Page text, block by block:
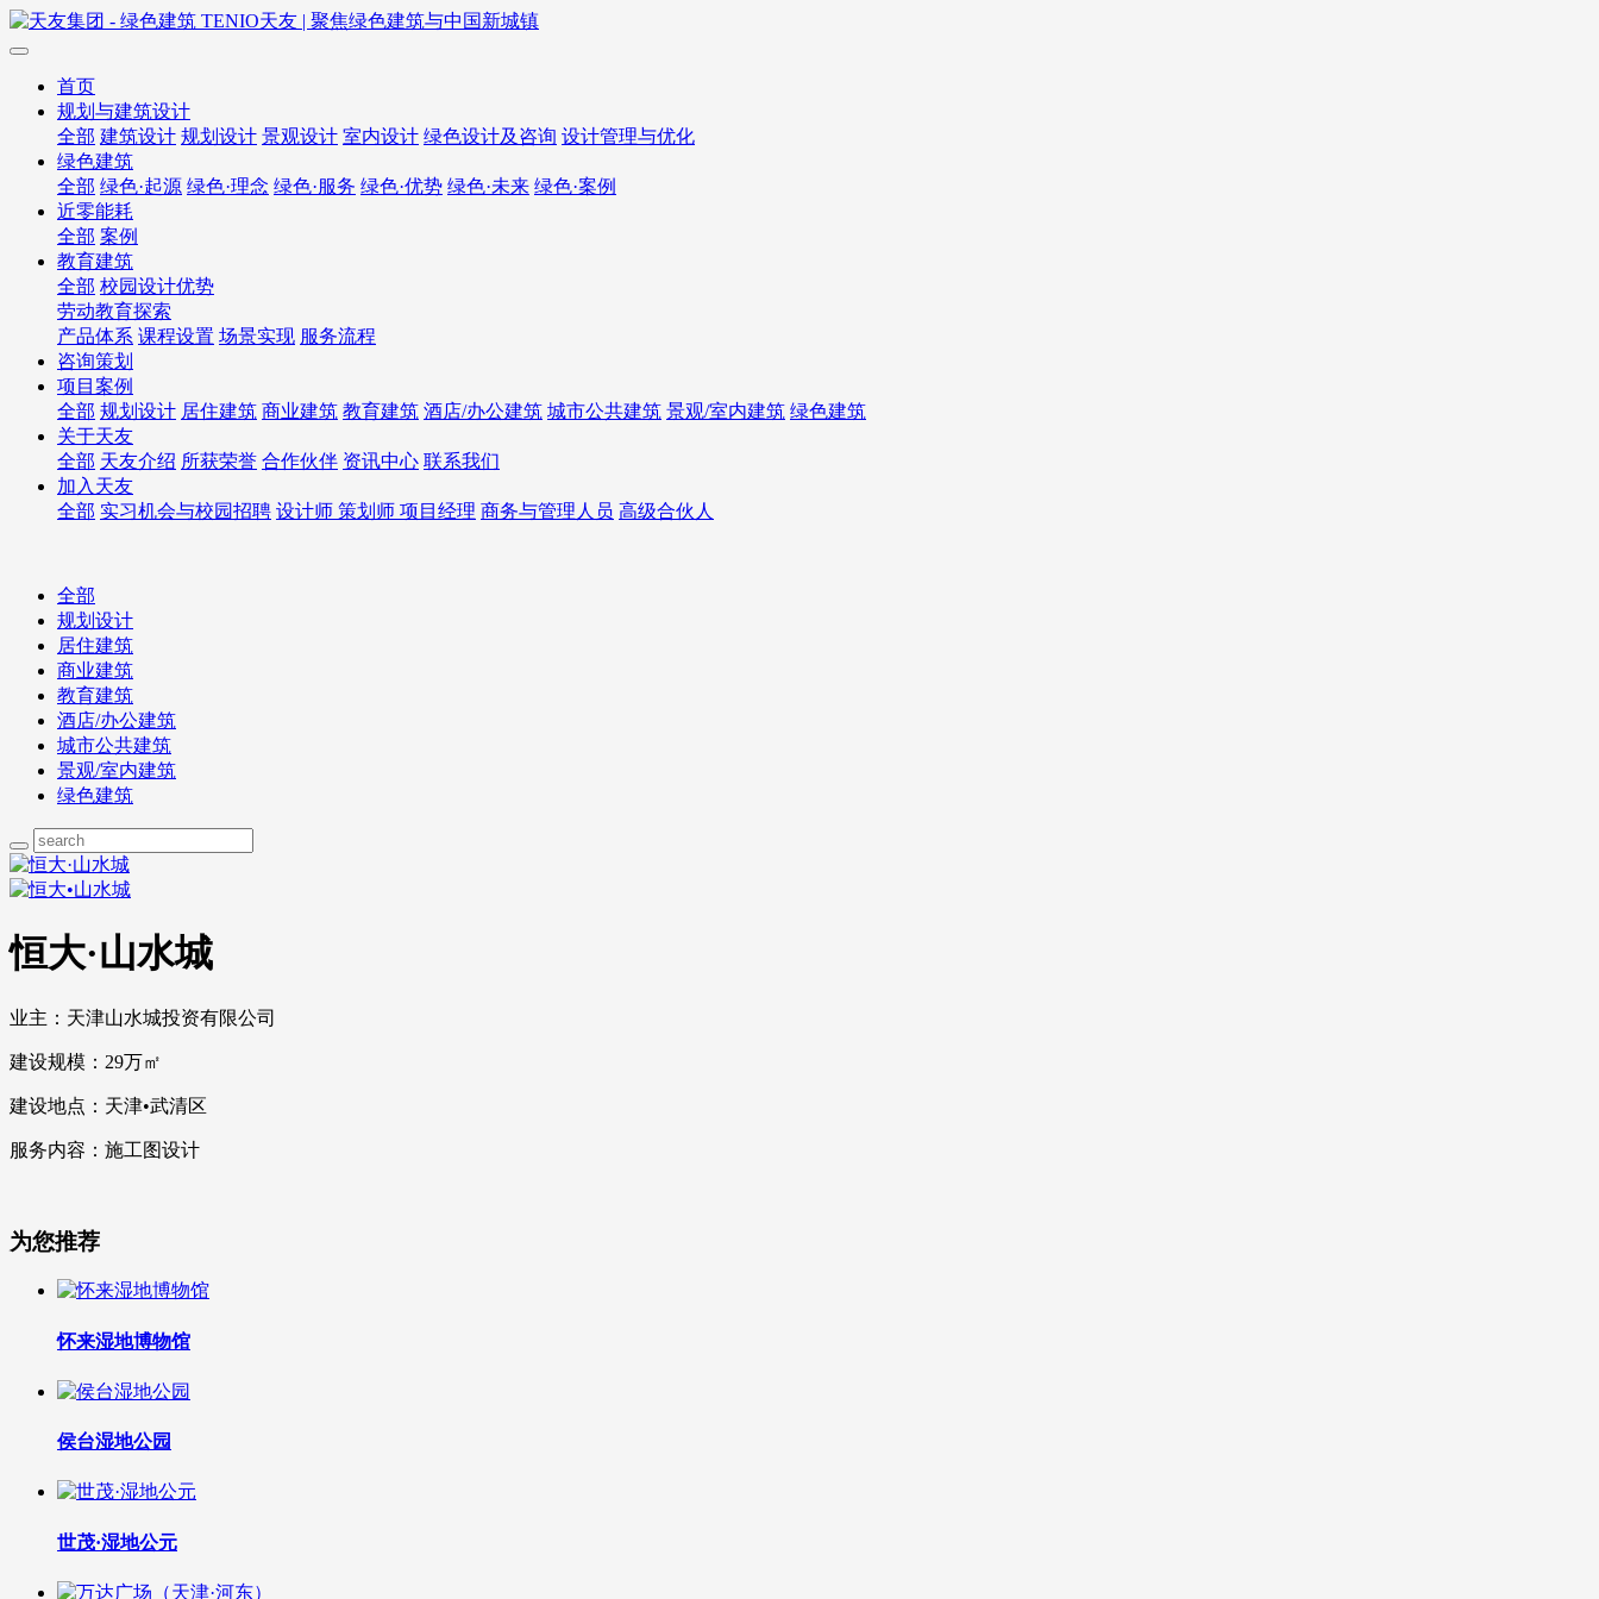
首页
规划与建筑设计
全部 建筑设计 规划设计 景观设计 室内设计 绿色设计及咨询 设计管理与优化
绿色建筑
全部 绿色·起源 绿色·理念 绿色·服务 绿色·优势 绿色·未来 绿色·案例
近零能耗
全部 案例
教育建筑
全部 校园设计优势
劳动教育探索
产品体系 课程设置 场景实现 服务流程
咨询策划
项目案例
全部 规划设计 居住建筑 商业建筑 教育建筑 酒店/办公建筑 城市公共建筑 景观/室内建筑 绿色建筑
关于天友
全部 天友介绍 所获荣誉 合作伙伴 资讯中心 联系我们
加入天友
全部 实习机会与校园招聘 设计师 策划师 项目经理 商务与管理人员 高级合伙人
全部
规划设计
居住建筑
商业建筑
教育建筑
酒店/办公建筑
城市公共建筑
景观/室内建筑
绿色建筑
恒大·山水城
业主：天津山水城投资有限公司
建设规模：29万㎡
建设地点：天津•武清区
服务内容：施工图设计
为您推荐
怀来湿地博物馆
侯台湿地公园
世茂·湿地公元